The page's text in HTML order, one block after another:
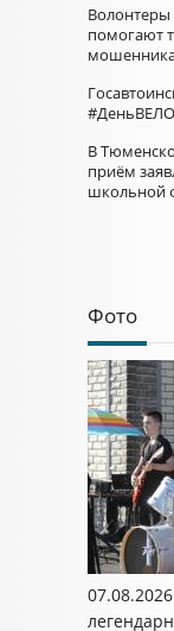
Волонтеры
помогают
В
приём
школьной
Фото